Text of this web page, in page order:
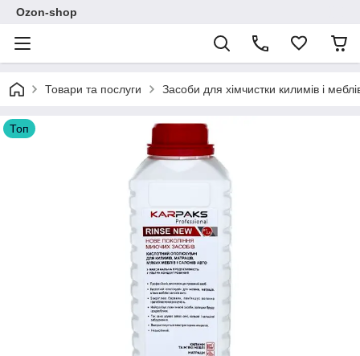
Ozon-shop
Товари та послуги Засоби для хімчистки килимів і
Топ